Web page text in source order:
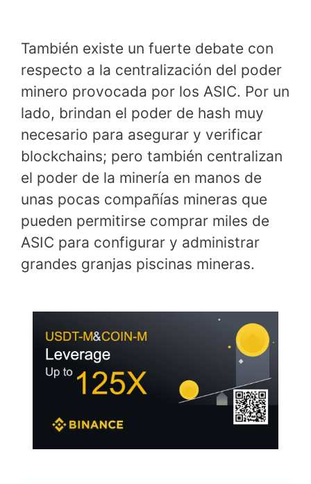
También existe un fuerte debate con
respecto a la centralización del poder
minero provocada por los ASIC. Por un
lado, brindan el poder de hash muy
necesario para asegurar y verificar
blockchains; pero también centralizan
el poder de la minería en manos de
unas pocas compañías mineras que
pueden permitirse comprar miles de
ASIC para configurar y administrar
grandes granjas piscinas mineras.